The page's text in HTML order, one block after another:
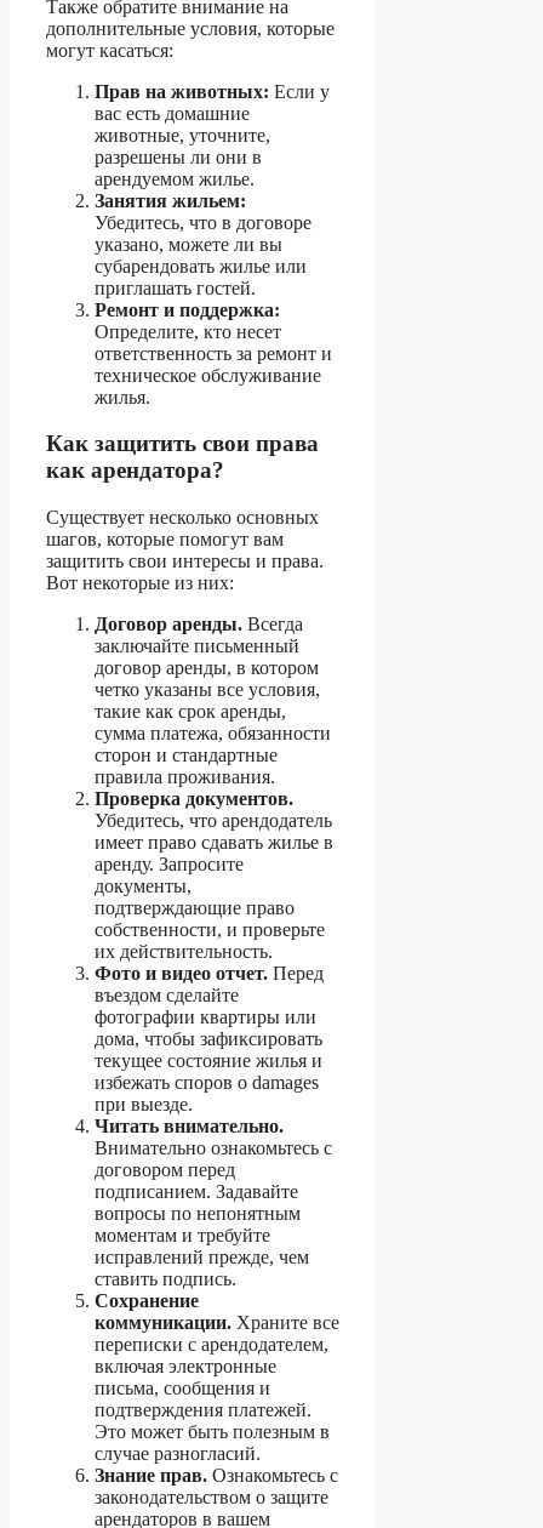
Также обратите внимание на
дополнительные условия, которые
могут касаться:
Прав на животных: Если у
вас есть домашние
животные, уточните,
разрешены ли они в
арендуемом жилье.
Занятия жильем:
Убедитесь, что в договоре
указано, можете ли вы
субарендовать жилье или
приглашать гостей.
Ремонт и поддержка:
Определите, кто несет
ответственность за ремонт и
техническое обслуживание
жилья.
Как защитить свои права
как арендатора?
Существует несколько основных
шагов, которые помогут вам
защитить свои интересы и права.
Вот некоторые из них:
Договор аренды. Всегда
заключайте письменный
договор аренды, в котором
четко указаны все условия,
такие как срок аренды,
сумма платежа, обязанности
сторон и стандартные
правила проживания.
Проверка документов.
Убедитесь, что арендодатель
имеет право сдавать жилье в
аренду. Запросите
документы,
подтверждающие право
собственности, и проверьте
их действительность.
Фото и видео отчет. Перед
въездом сделайте
фотографии квартиры или
дома, чтобы зафиксировать
текущее состояние жилья и
избежать споров о damages
при выезде.
Читать внимательно.
Внимательно ознакомьтесь с
договором перед
подписанием. Задавайте
вопросы по непонятным
моментам и требуйте
исправлений прежде, чем
ставить подпись.
Сохранение
коммуникации. Храните все
переписки с арендодателем,
включая электронные
письма, сообщения и
подтверждения платежей.
Это может быть полезным в
случае разногласий.
Знание прав. Ознакомьтесь с
законодательством о защите
арендаторов в вашем